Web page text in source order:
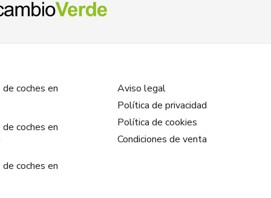
coches en
coches en
coches en
Aviso legal
Política de privacidad
Política de cookies
Condiciones de venta